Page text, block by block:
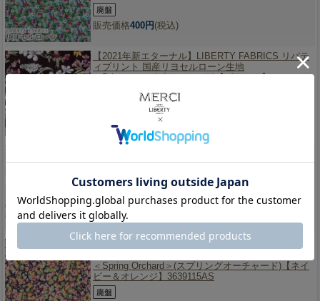
販売価格400円(税込)
【2021年新エターナル】 LIBERTY FABRICS リバテ
ィプリント 国産リヨセルローン生地
＜Primavera＞(プリマベーラ)【ブラック】
(税込)
ィプリント 国産リヨセルローン生地
販売価格400円(税込)
LIBERTY FABRICS リバテ
＜Spring Orchard＞(スプリングオーチャード)【ネイ
ビー＆オレンジ】3639115AS